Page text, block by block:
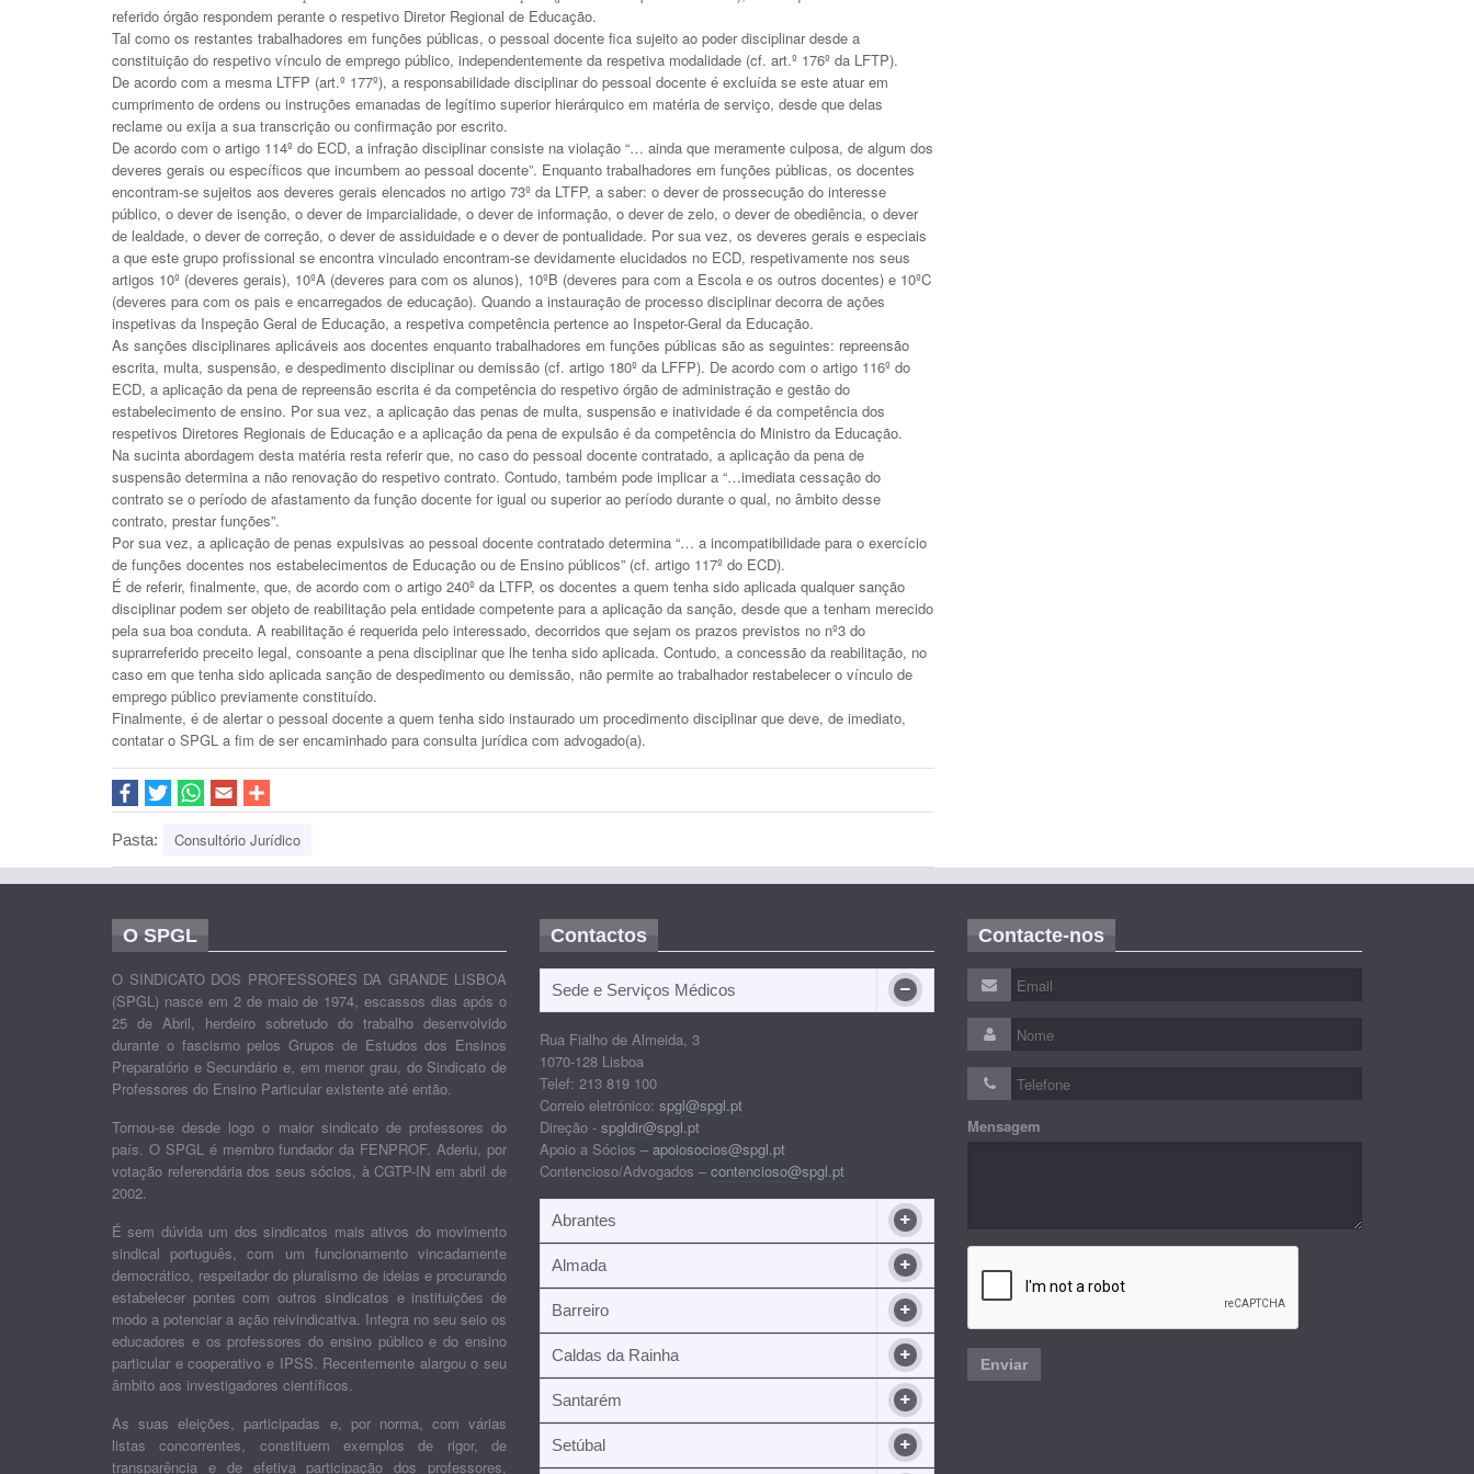
referido órgão respondem perante o respetivo Diretor Regional de Educação.
Tal como os restantes trabalhadores em funções públicas, o pessoal docente fica sujeito ao poder disciplinar desde a
constituição do respetivo vínculo de emprego público, independentemente da respetiva modalidade (cf. art.º 176º da LFTP).
De acordo com a mesma LTFP (art.º 177º), a responsabilidade disciplinar do pessoal docente é excluída se este atuar em
cumprimento de ordens ou instruções emanadas de legítimo superior hierárquico em matéria de serviço, desde que delas
reclame ou exija a sua transcrição ou confirmação por escrito.
De acordo com o artigo 114º do ECD, a infração disciplinar consiste na violação “… ainda que meramente culposa, de algum dos
deveres gerais ou específicos que incumbem ao pessoal docente”. Enquanto trabalhadores em funções públicas, os docentes
encontram-se sujeitos aos deveres gerais elencados no artigo 73º da LTFP, a saber: o dever de prossecução do interesse
público, o dever de isenção, o dever de imparcialidade, o dever de informação, o dever de zelo, o dever de obediência, o dever
de lealdade, o dever de correção, o dever de assiduidade e o dever de pontualidade. Por sua vez, os deveres gerais e especiais
a que este grupo profissional se encontra vinculado encontram-se devidamente elucidados no ECD, respetivamente nos seus
artigos 10º (deveres gerais), 10ºA (deveres para com os alunos), 10ºB (deveres para com a Escola e os outros docentes) e 10ºC
(deveres para com os pais e encarregados de educação). Quando a instauração de processo disciplinar decorra de ações
inspetivas da Inspeção Geral de Educação, a respetiva competência pertence ao Inspetor-Geral da Educação.
As sanções disciplinares aplicáveis aos docentes enquanto trabalhadores em funções públicas são as seguintes: repreensão
escrita, multa, suspensão, e despedimento disciplinar ou demissão (cf. artigo 180º da LFFP). De acordo com o artigo 116º do
ECD, a aplicação da pena de repreensão escrita é da competência do respetivo órgão de administração e gestão do
estabelecimento de ensino. Por sua vez, a aplicação das penas de multa, suspensão e inatividade é da competência dos
respetivos Diretores Regionais de Educação e a aplicação da pena de expulsão é da competência do Ministro da Educação.
Na sucinta abordagem desta matéria resta referir que, no caso do pessoal docente contratado, a aplicação da pena de
suspensão determina a não renovação do respetivo contrato. Contudo, também pode implicar a “…imediata cessação do
contrato se o período de afastamento da função docente for igual ou superior ao período durante o qual, no âmbito desse
contrato, prestar funções”.
Por sua vez, a aplicação de penas expulsivas ao pessoal docente contratado determina “… a incompatibilidade para o exercício
de funções docentes nos estabelecimentos de Educação ou de Ensino públicos” (cf. artigo 117º do ECD).
É de referir, finalmente, que, de acordo com o artigo 240º da LTFP, os docentes a quem tenha sido aplicada qualquer sanção
disciplinar podem ser objeto de reabilitação pela entidade competente para a aplicação da sanção, desde que a tenham merecido
pela sua boa conduta. A reabilitação é requerida pelo interessado, decorridos que sejam os prazos previstos no nº3 do
suprarreferido preceito legal, consoante a pena disciplinar que lhe tenha sido aplicada. Contudo, a concessão da reabilitação, no
caso em que tenha sido aplicada sanção de despedimento ou demissão, não permite ao trabalhador restabelecer o vínculo de
emprego público previamente constituído.
Finalmente, é de alertar o pessoal docente a quem tenha sido instaurado um procedimento disciplinar que deve, de imediato,
contatar o SPGL a fim de ser encaminhado para consulta jurídica com advogado(a).
Pasta: Consultório Jurídico
O SPGL
O SINDICATO DOS PROFESSORES DA GRANDE LISBOA
(SPGL) nasce em 2 de maio de 1974, escassos dias após o
25 de Abril, herdeiro sobretudo do trabalho desenvolvido
durante o fascismo pelos Grupos de Estudos dos Ensinos
Preparatório e Secundário e, em menor grau, do Sindicato de
Professores do Ensino Particular existente até então.
Tornou-se desde logo o maior sindicato de professores do
país. O SPGL é membro fundador da FENPROF. Aderiu, por
votação referendária dos seus sócios, à CGTP-IN em abril de
2002.
É sem dúvida um dos sindicatos mais ativos do movimento
sindical português, com um funcionamento vincadamente
democrático, respeitador do pluralismo de ideias e procurando
estabelecer pontes com outros sindicatos e instituições de
modo a potenciar a ação reivindicativa. Integra no seu seio os
educadores e os professores do ensino público e do ensino
particular e cooperativo e IPSS. Recentemente alargou o seu
âmbito aos investigadores científicos.
As suas eleições, participadas e, por norma, com várias
listas concorrentes, constituem exemplos de rigor, de
transparência e de efetiva participação dos professores,
Contactos
Sede e Serviços Médicos
Rua Fialho de Almeida, 3
1070-128 Lisboa
Telef: 213 819 100
Correio eletrónico: spgl@spgl.pt
Direção - spgldir@spgl.pt
Apoio a Sócios – apoiosocios@spgl.pt
Contencioso/Advogados – contencioso@spgl.pt
Abrantes
Almada
Barreiro
Caldas da Rainha
Santarém
Setúbal
Contacte-nos
Mensagem
Enviar